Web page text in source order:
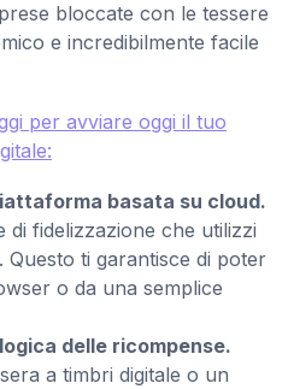
bloccate con le tessere
e incredibilmente facile
per avviare oggi il tuo
basata su cloud.
di fidelizzazione che utilizzi
Questo ti garantisce di poter
o da una semplice
delle ricompense.
a timbri digitale o un